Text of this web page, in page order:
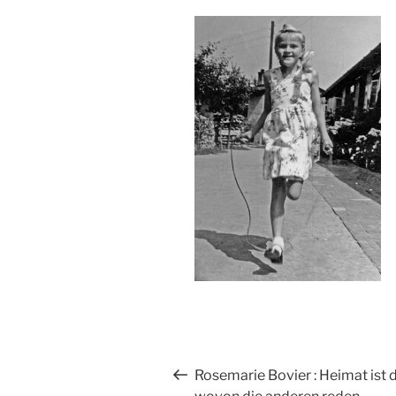
Beitragsnavigation
Vorheriger
Rosemarie Bovier : Heimat ist